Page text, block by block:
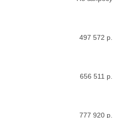
497 572 р.
656 511 р.
777 920 р.